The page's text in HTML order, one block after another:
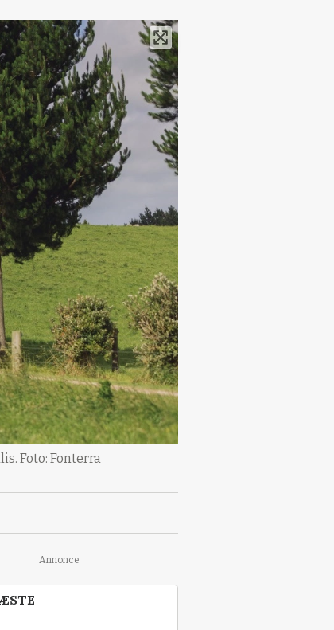
Foto: Fonterra
Annonce